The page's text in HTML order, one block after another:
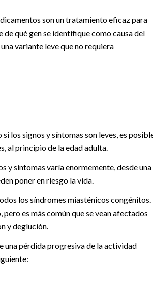
son un tratamiento eficaz para
qué gen se identifique como causa del
variante leve que no requiera
los signos y síntomas son leves, es
al principio de la edad adulta.
y síntomas varía enormemente, desde una
poner en riesgo la vida.
los síndromes miasténicos congénitos.
es más común que se vean afectados
y deglución.
una pérdida progresiva de la actividad